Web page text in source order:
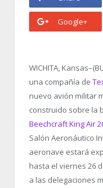
Google+
WICHITA,
una compañía de
nuevo avión militar
construido sobre la
Beechcraft King Air
Salón Aeronáutico
aeronave estará
hasta el viernes 26
a las delegaciones